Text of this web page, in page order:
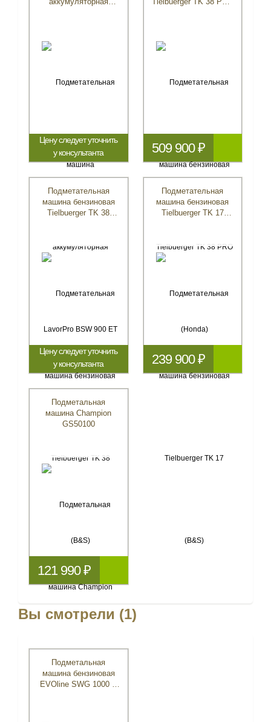
Цену следует уточнить
у консультанта
509 900 ₽
Подметательная
машина бензиновая
Tielbuerger TK 38
Цену следует уточнить
у консультанта
Подметательная
машина бензиновая
Tielbuerger TK 17
239 900 ₽
Подметальная
машина Champion
GS50100
121 990 ₽
Вы смотрели (1)
Подметальная
машина бензиновая
EVOline SWG 1000 B